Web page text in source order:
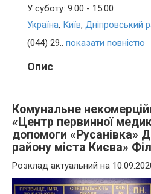
У суботу: 9.00 - 15.00
Україна, Київ, Дніпровський
(044) 29.. показати повністю
Опис
Комунальне
«Центр первинної
допомоги «Русанівка»
району міста Києва»
Розклад актуальний на